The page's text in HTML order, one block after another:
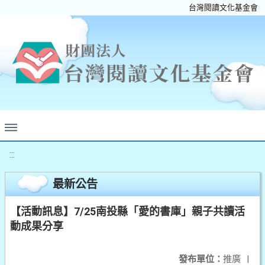
台灣閱讀文化基金會
:::
最新公告
【活動訊息】7/25南投縣「愛的書庫」親子共讀活
動成果分享
發布單位： 推廣 |